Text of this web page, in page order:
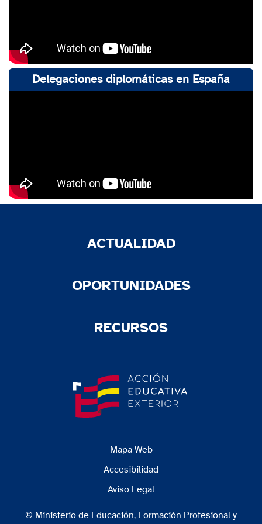
Delegaciones diplomáticas en España
ACTUALIDAD
OPORTUNIDADES
RECURSOS
© Ministerio de Educación, Formación Profesional y
Mapa Web
Accesibilidad
Aviso Legal